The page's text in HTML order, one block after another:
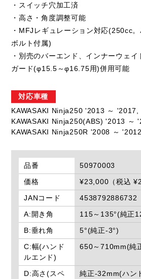
・スイッチ穴加工済
・高さ・角度調整可能
・MFJレギュレーション対応(250cc
ボルト付属)
・別売のバーエンド、インナーウェ
ガード(φ15.5～φ16.75用)併用可能
対応車種
KAWASAKI Ninja250 '2013 ～ '2017,
KAWASAKI Ninja250(ABS) '2013 ～
KAWASAKI Ninja250R '2008 ～ '2012
品番
50970003
価格
¥23,000（税込
JANコード
4538792886732
A:開き角
115～135°(純正
B:垂れ角
5°(純正-3°)
C:幅(ハンド
ルエンド)
650～710mm(純
D:高さ(スペ
純正-32mm(ハン